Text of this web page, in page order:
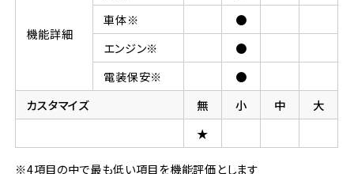
機能詳細
車体※
●
エンジン※
●
電装保安※
●
カスタマイズ
無 小 中
大
★
※4項目の中で最も低い項目を機能評価とします